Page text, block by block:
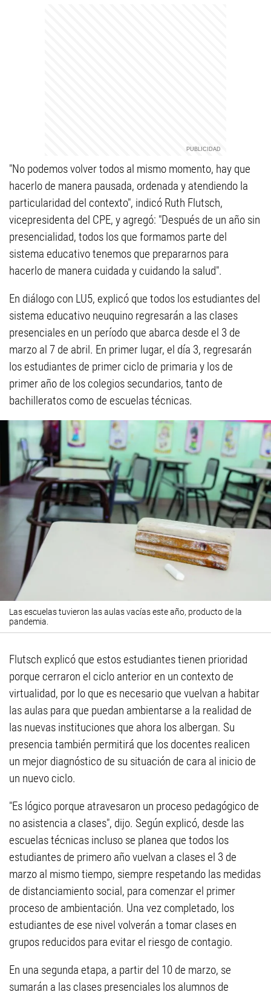
"No podemos volver todos al mismo momento, hay que
hacerlo de manera pausada, ordenada y atendiendo la
particularidad del contexto", indicó Ruth Flutsch,
vicepresidenta del CPE, y agregó: "Después de un año sin
presencialidad, todos los que formamos parte del
sistema educativo tenemos que prepararnos para
hacerlo de manera cuidada y cuidando la salud".
En diálogo con LU5, explicó que todos los estudiantes del
sistema educativo neuquino regresarán a las clases
presenciales en un período que abarca desde el 3 de
marzo al 7 de abril. En primer lugar, el día 3, regresarán
los estudiantes de primer ciclo de primaria y los de
primer año de los colegios secundarios, tanto de
bachilleratos como de escuelas técnicas.
Las escuelas tuvieron las aulas vacías este año, producto de la
pandemia.
Flutsch explicó que estos estudiantes tienen prioridad
porque cerraron el ciclo anterior en un contexto de
virtualidad, por lo que es necesario que vuelvan a habitar
las aulas para que puedan ambientarse a la realidad de
las nuevas instituciones que ahora los albergan. Su
presencia también permitirá que los docentes realicen
un mejor diagnóstico de su situación de cara al inicio de
un nuevo ciclo.
"Es lógico porque atravesaron un proceso pedagógico de
no asistencia a clases", dijo. Según explicó, desde las
escuelas técnicas incluso se planea que todos los
estudiantes de primero año vuelvan a clases el 3 de
marzo al mismo tiempo, siempre respetando las medidas
de distanciamiento social, para comenzar el primer
proceso de ambientación. Una vez completado, los
estudiantes de ese nivel volverán a tomar clases en
grupos reducidos para evitar el riesgo de contagio.
En una segunda etapa, a partir del 10 de marzo, se
sumarán a las clases presenciales los alumnos de